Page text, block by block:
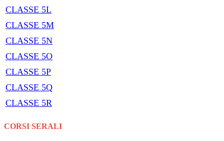
CLASSE 5L
CLASSE 5M
CLASSE 5N
CLASSE 5O
CLASSE 5P
CLASSE 5Q
CLASSE 5R
CORSI SERALI